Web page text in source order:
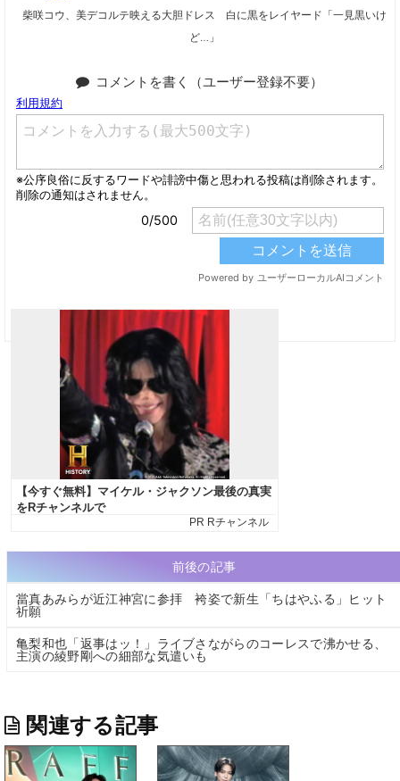
柴咲コウ、美デコルテ映える大胆ドレス 白に黒をレイヤード「一見黒いけ
ど…」
コメントを書く（ユーザー登録不要）
前後の記事
當真あみらが近江神宮に参拝 袴姿で新生「ちはやふる」ヒット
祈願
亀梨和也「返事はッ！」ライブさながらのコーレスで沸かせる、
主演の綾野剛への細部な気遣いも
関連する記事